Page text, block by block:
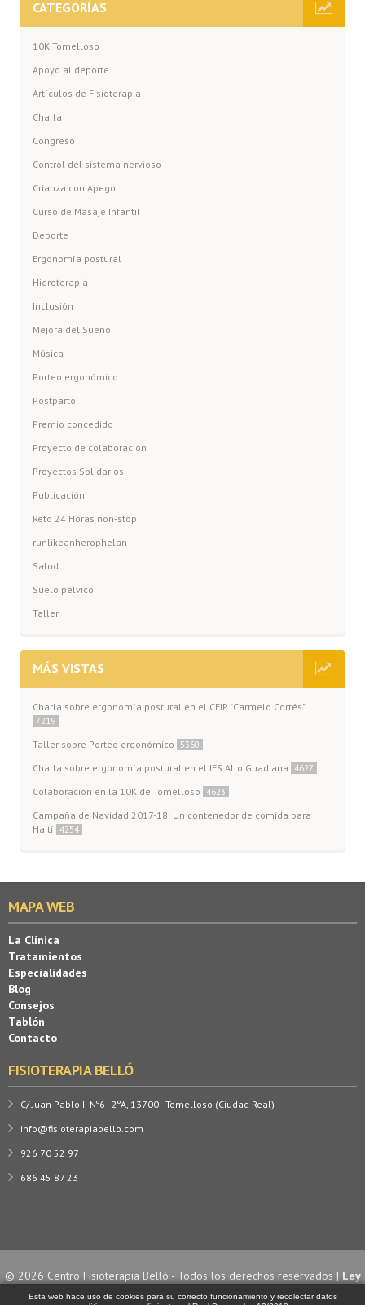
CATEGORÍAS
10K Tomelloso
Apoyo al deporte
Artículos de Fisioterapia
Charla
Congreso
Control del sistema nervioso
Crianza con Apego
Curso de Masaje Infantil
Deporte
Ergonomía postural
Hidroterapia
Inclusión
Mejora del Sueño
Música
Porteo ergonómico
Postparto
Premio concedido
Proyecto de colaboración
Proyectos Solidarios
Publicación
Reto 24 Horas non-stop
runlikeanherophelan
Salud
Suelo pélvico
Taller
MÁS VISTAS
Charla sobre ergonomía postural en el CEIP "Carmelo Cortés"
7219
Taller sobre Porteo ergonómico 5360
Charla sobre ergonomía postural en el IES Alto Guadiana 4627
Colaboración en la 10K de Tomelloso 4623
Campaña de Navidad 2017-18: Un contenedor de comida para
Haití
4254
MAPA WEB
La Clínica
Tratamientos
Especialidades
Blog
Consejos
Tablón
Contacto
FISIOTERAPIA BELLÓ
C/ Juan Pablo II Nº6 - 2ºA, 13700 - Tomelloso (Ciudad Real)
info@fisioterapiabello.com
926 70 52 97
686 45 87 23
© 2026 Centro Fisioterapia Belló - Todos los derechos reservados | Ley
de Cookies| Diseño y desarrollo por
Esta web hace uso de cookies para su correcto funcionamiento y recolectar datos